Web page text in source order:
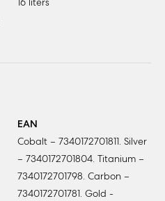
EAN
Cobalt – 7340172701811. Silver
– 7340172701804. Titanium –
7340172701798. Carbon –
7340172701781. Gold -